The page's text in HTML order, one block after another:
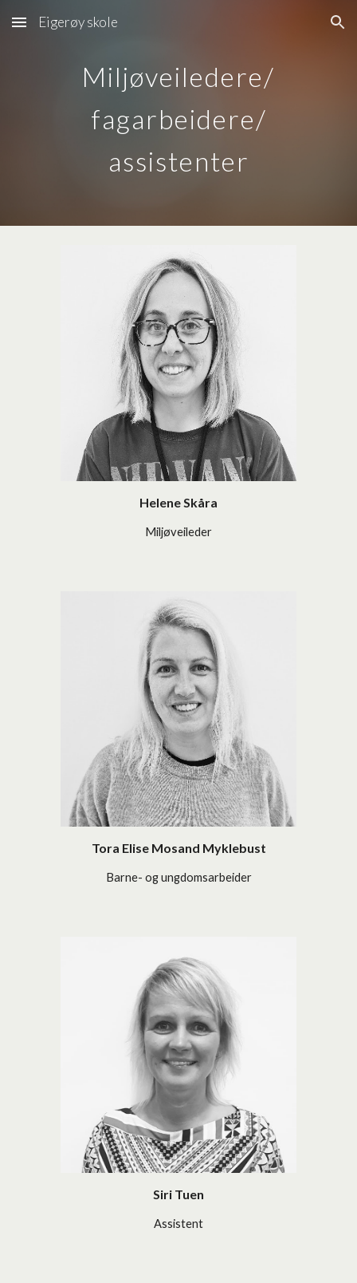
Skip to main content Skip to navigation
Eigerøy skole
Miljøveiledere/
fagarbeidere/
assistenter
Helene Skåra
Miljøveileder
Tora Elise Mosand Myklebust
Barne- og ungdomsarbeider
Siri Tuen
Assistent